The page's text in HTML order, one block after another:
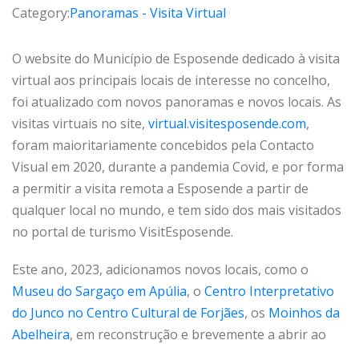
Category:Panoramas - Visita Virtual
O website do Município de Esposende dedicado à visita
virtual aos principais locais de interesse no concelho,
foi atualizado com novos panoramas e novos locais. As
visitas virtuais no site, virtual.visitesposende.com,
foram maioritariamente concebidos pela Contacto
Visual em 2020, durante a pandemia Covid, e por forma
a permitir a visita remota a Esposende a partir de
qualquer local no mundo, e tem sido dos mais visitados
no portal de turismo VisitEsposende.
Este ano, 2023, adicionamos novos locais, como o
Museu do Sargaço em Apúlia, o Centro Interpretativo
do Junco no Centro Cultural de Forjães, os Moinhos da
Abelheira, em reconstrução e brevemente a abrir ao